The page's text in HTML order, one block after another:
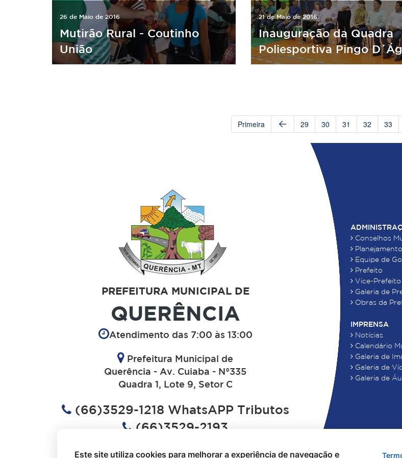
26 de Maio de 2016
Mutirão Rural - Coutinho
União
21 de Maio de 2016
Inauguração da Quadra
Poliesportiva Pingo
Primeira 29 30 31 32 33
PREFEITURA MUNICIPAL DE
QUERÊNCIA
Atendimento das 7:00 às 13:00
Prefeitura Municipal de
Querência - Av. Cuiaba - N°335
Quadra 1, Lote 9, Setor C
(66)3529-1218 WhatsAPP Tributos
(66)3529-2193
Conselhos
Equipe de
Prefeito
Vice-Prefeito
Galeria de
Obras da
IMPRENSA
Notícias
Calendário
Galeria de
Galeria de
Galeria de
Este site utiliza cookies para melhorar a experiência de navegação e